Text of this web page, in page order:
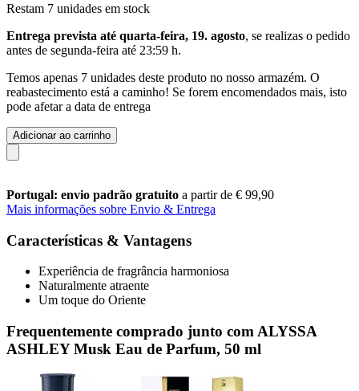
Restam 7 unidades em stock
Entrega prevista até quarta-feira, 19. agosto, se realizas o pedido
antes de segunda-feira até 23:59 h.
Temos apenas 7 unidades deste produto no nosso armazém. O
reabastecimento está a caminho! Se forem encomendados mais, isto
pode afetar a data de entrega
Adicionar ao carrinho
Portugal: envio padrão gratuito a partir de € 99,90
Mais informações sobre Envio & Entrega
Características & Vantagens
Experiência de fragrância harmoniosa
Naturalmente atraente
Um toque do Oriente
Frequentemente comprado junto com ALYSSA
ASHLEY Musk Eau de Parfum, 50 ml